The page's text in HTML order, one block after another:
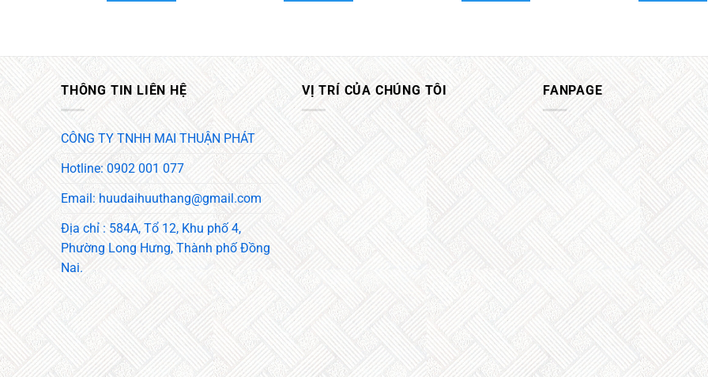
THÔNG TIN LIÊN HỆ
CÔNG TY TNHH MAI THUẬN PHÁT
Hotline: 0902 001 077
Email: huudaihuuthang@gmail.com
Địa chỉ : 584A, Tổ 12, Khu phố 4,
Phường Long Hưng, Thành phố Đồng
Nai.
VỊ TRÍ CỦA CHÚNG TÔI FANPAGE